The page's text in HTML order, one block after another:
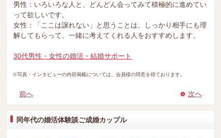
男性：いろいろな人と、どんどん会ってみて積極的に進めてい
って欲しいです。
女性：「ここは譲れない」と思うことは、しっかり相手にも理
解してもらって、一緒に考えてくれる人をおすすめします。
30代男性・女性の婚活・結婚サポート
※写真・インタビューの内容掲載については、会員様の同意を得ております。
前へ 次へ
同年代の婚活体験談ご成婚カップル